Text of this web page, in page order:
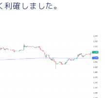
確しました。